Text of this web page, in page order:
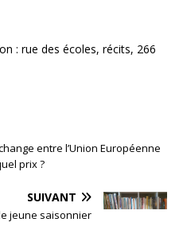
: rue des écoles, récits, 266
entre l’Union Européenne
prix ?
SUIVANT
jeune saisonnier